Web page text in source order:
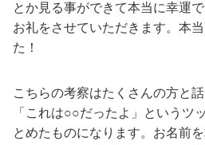
とか見る事ができて本当に幸運
お礼をさせていただきます。本
た！
こちらの考察はたくさんの方と
「これは○○だったよ」というツ
とめたものになります。お名前